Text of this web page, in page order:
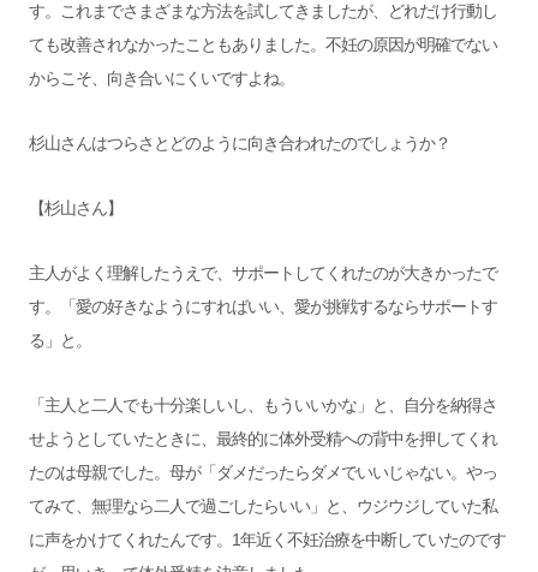
す。これまでさまざまな方法を試してきましたが、どれだけ行動し
ても改善されなかったこともありました。不妊の原因が明確でない
からこそ、向き合いにくいですよね。
杉山さんはつらさとどのように向き合われたのでしょうか？
【杉山さん】
主人がよく理解したうえで、サポートしてくれたのが大きかったで
す。「愛の好きなようにすればいい、愛が挑戦するならサポートす
る」と。
「主人と二人でも十分楽しいし、もういいかな」と、自分を納得さ
せようとしていたときに、最終的に体外受精への背中を押してくれ
たのは母親でした。母が「ダメだったらダメでいいじゃない。やっ
てみて、無理なら二人で過ごしたらいい」と、ウジウジしていた私
に声をかけてくれたんです。1年近く不妊治療を中断していたのです